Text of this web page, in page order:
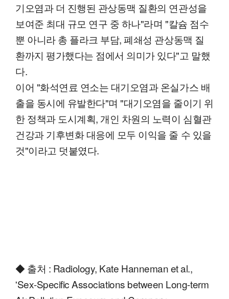
기오염과 더 진행된 관상동맥 질환의 연관성을
보여준 최대 규모 연구 중 하나"라며 "칼슘 점수
뿐 아니라 총 플라크 부담, 폐쇄성 관상동맥 질
환까지 평가했다는 점에서 의미가 있다"고 말했
다.
이어 "화석연료 연소는 대기오염과 온실가스 배
출을 동시에 유발한다"며 "대기오염을 줄이기 위
한 정책과 도시계획, 개인 차원의 노력이 심혈관
건강과 기후변화 대응에 모두 이익을 줄 수 있을
것"이라고 덧붙였다.
◆ 출처 : Radiology, Kate Hanneman et al.,
'Sex-Specific Associations between Long-term